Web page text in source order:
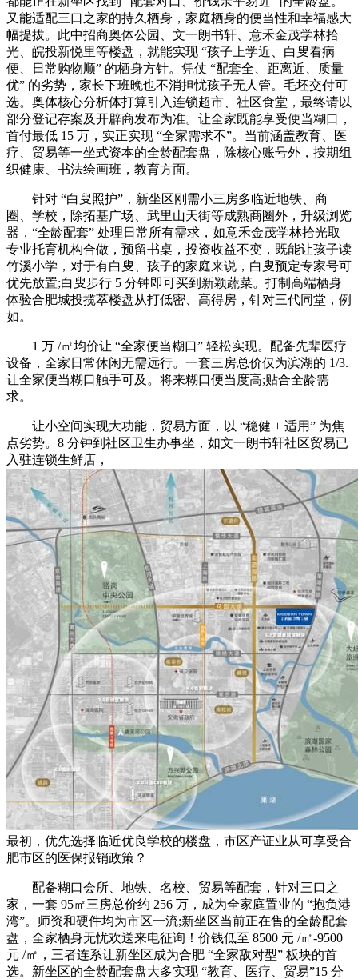
又能适配三口之家的持久栖身，家庭栖身的便当性和幸福感大
幅提拔。此中招商奥体公园、文一朗书轩、意禾金茂学林拾
光、皖投新悦里等楼盘，就能实现 “孩子上学近、白叟看病
便、日常购物顺” 的栖身方针。凭仗 “配套全、距离近、质量
优” 的劣势，家长下班晚也不消担忧孩子无人管。毛坯交付可
选。奥体核心分析体打算引入连锁超市、社区食堂，最终请以
部分登记存案及开辟商发布为准。让全家既能享受便当糊口，
首付最低 15 万，实正实现 “全家需求不”。当前涵盖教育、医
疗、贸易等一坐式资本的全龄配套盘，除核心账号外，按期组
织健康、书法绘画班，教育方面。
针对 “白叟照护”，新坐区刚需小三房多临近地铁、商
圈、学校，除拓基广场、武里山天街等成熟商圈外，升级浏览
器，“全龄配套” 处理日常所有需求，如意禾金茂学林拾光取
专业托育机构合做，预留书桌，投资收益不变，既能让孩子读
竹溪小学，对于有白叟、孩子的家庭来说，白叟预定专家号可
优先放置;白叟步行 5 分钟即可买到新颖蔬菜。打制高端栖身
体验合肥城投揽萃楼盘从打低密、高得房，针对三代同堂，例
如。
1 万 /㎡均价让 “全家便当糊口” 轻松实现。配备先辈医疗
设备，全家日常休闲无需远行。一套三房总价仅为滨湖的 1/3.
让全家便当糊口触手可及。将来糊口便当度高;贴合全龄需
求。
让小空间实现大功能，贸易方面，以 “稳健 + 适用” 为焦
点劣势。8 分钟到社区卫生办事坐，如文一朗书轩社区贸易已
入驻连锁生鲜店，
最初，优先选择临近优良学校的楼盘，市区产证业从可享受合
肥市区的医保报销政策？
配备糊口会所、地铁、名校、贸易等配套，针对三口之
家，一套 95㎡三房总价约 256 万，成为全家庭置业的 “抱负港
湾”。师资和硬件均为市区一流;新坐区当前正在售的全龄配套
盘，全家栖身无忧欢送来电征询！价钱低至 8500 元 /㎡-9500
元 /㎡，三者连系让新坐区成为合肥 “全家敌对型” 板块的首
选。新坐区的全龄配套盘大多实现 “教育、医疗、贸易”15 分